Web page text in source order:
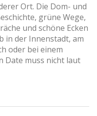
Ort. Die Dom- und
grüne Wege,
und schöne Ecken
in der Innenstadt, am
oder bei einem
Date muss nicht laut